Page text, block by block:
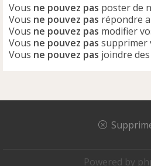
Vous ne pouvez pas poster de
Vous ne pouvez pas répondre
Vous ne pouvez pas modifier
Vous ne pouvez pas supprimer
Vous ne pouvez pas joindre
Powered by